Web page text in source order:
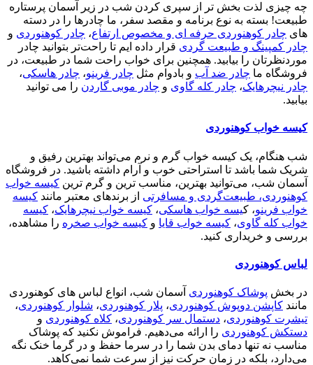
چه چیزی لذت بخش تر از سپری کردن شب در زیر آسمان پرستاره
طبیعت! بسته به نوع برنامه و مقصد سفر، ما چادرها را در دسته
های چادر کوهنوردی حرفه ای و مخصوص ارتفاع، چادر کوهنوردی و
چادر کمپینگ و طبیعت گردی قرار داده ایم تا راحت‌تر بتوانید چادر
موردنظرتان را بیابید. همچنین برای خواب راحت شما در طبیعت، در
فروشگاه ما چادر ضد آب و بادوام مثل چادر فرینو، چادر هاسکی،
چادر نیچرهایک، چادر کله گاوی و چادر موبی گاردن را می توانید
بیابید.
کیسه خواب کوهنوردی
شب هنگام، یک کیسه خواب گرم و نرم می‌تواند بهترین رفیق و
شریک شما باشد تا استراحتی خوب و آرام داشته باشید. در فروشگاه
آسمان شب، می‌توانید بهترین، مناسب ترین و گرم ترین کیسه خواب
کوهنوردی، طبیعت‌گردی و مسافرتی از برندهای معتبر مانند کیسه
خواب فرینو، کیسه خواب هاسکی، کیسه خواب نیچرهایک، کیسه
خواب کله گاوی، کیسه خواب قایا و کیسه خواب صخره را مشاهده،
بررسی و خریداری کنید.
لباس کوهنوردی
در بخش پوشاک کوهنوردی آسمان شب، انواع لباس های کوهنوردی
مانند کاپشن دوپوش کوهنوردی، پلار کوهنوردی، شلوار کوهنوردی،
تیشرت کوهنوردی، دستمال سر کوهنوردی، کلاه کوهنوردی و
دستکش کوهنوردی را ارائه می‌دهیم. فراموش نکنید که پوشاک
مناسب نه تنها دمای بدن شما را در سرما حفظ و در گرما خنک نگه
می‌دارد، بلکه در زمان حرکت نیز از سرعت شما نمی‌کاهد.